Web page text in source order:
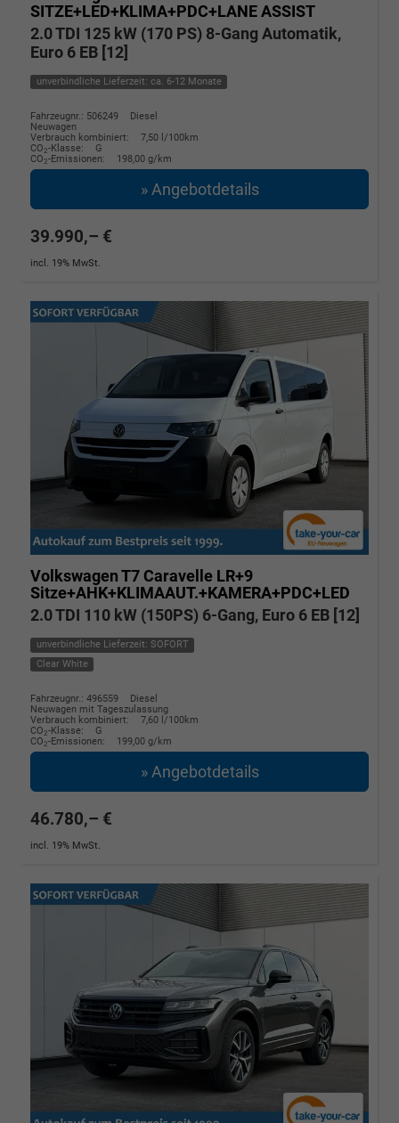
SITZE+LED+KLIMA+PDC+LANE ASSIST
2.0 TDI 125 kW (170 PS) 8-Gang Automatik,
Euro 6 EB [12]
unverbindliche Lieferzeit: ca. 6-12 Monate
Fahrzeugnr.: 506249
Diesel
Neuwagen
Verbrauch kombiniert:
7,50 l/100km
CO2-Klasse:
G
CO2-Emissionen: 198,00 g/km
» Angebotdetails
39.990,– €
incl. 19% MwSt.
Volkswagen T7 Caravelle LR+9
Sitze+AHK+KLIMAAUT.+KAMERA+PDC+LED
2.0 TDI 110 kW (150PS) 6-Gang, Euro 6 EB [12]
unverbindliche Lieferzeit: SOFORT
Clear White
Fahrzeugnr.: 496559
Diesel
Neuwagen mit Tageszulassung
Verbrauch kombiniert:
7,60 l/100km
CO2-Klasse:
G
CO2-Emissionen: 199,00 g/km
» Angebotdetails
46.780,– €
incl. 19% MwSt.